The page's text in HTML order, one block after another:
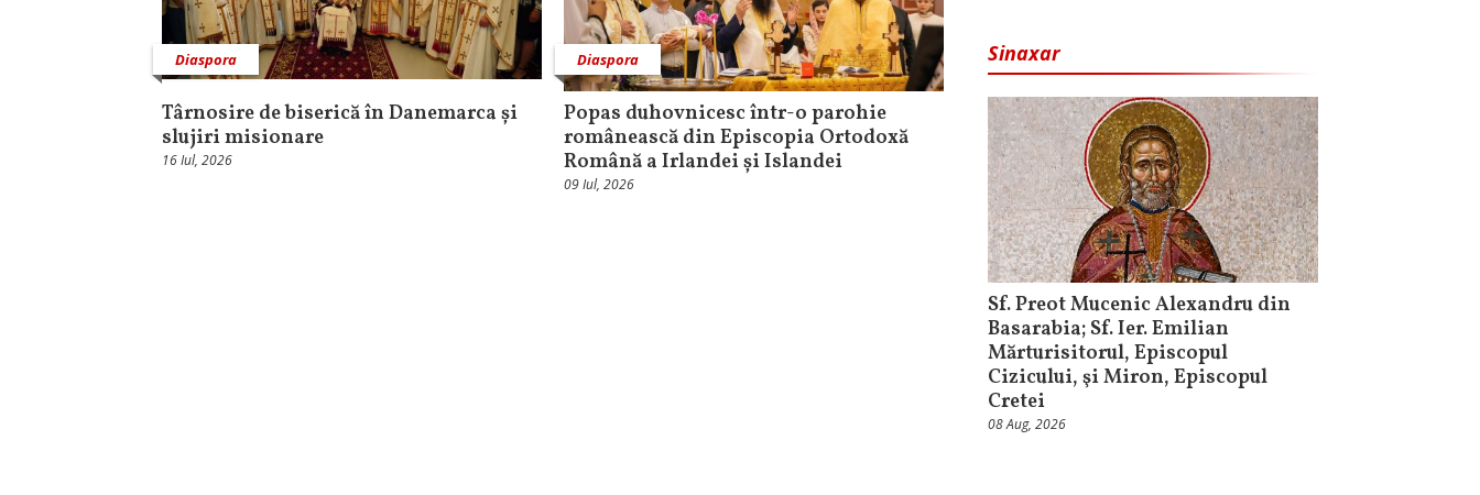
Diaspora
Târnosire de biserică în Danemarca și
slujiri misionare
16 Iul, 2026
Diaspora
Popas duhovnicesc într-o parohie
românească din Episcopia Ortodoxă
Română a Irlandei și Islandei
09 Iul, 2026
Sinaxar
Sf. Preot Mucenic Alexandru din
Basarabia; Sf. Ier. Emilian
Mărturisitorul, Episcopul
Cizicului, şi Miron, Episcopul
Cretei
08 Aug, 2026